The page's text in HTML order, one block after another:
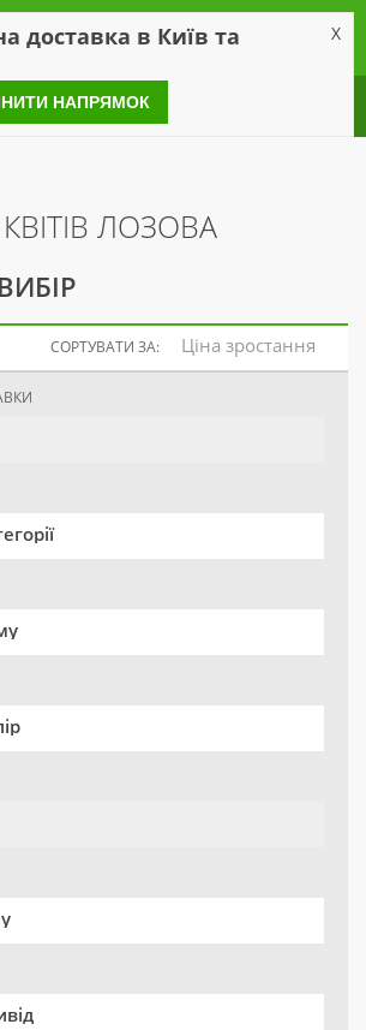
55
ЛОЗОВА
СОРТУВАТИ ЗА: Ціна зростання
доставка в Київ та X
НАПРЯМОК